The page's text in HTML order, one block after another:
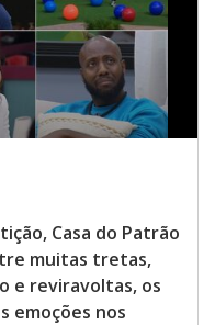
Casa do Patrão
muitas tretas,
e reviravoltas, os
emoções nos